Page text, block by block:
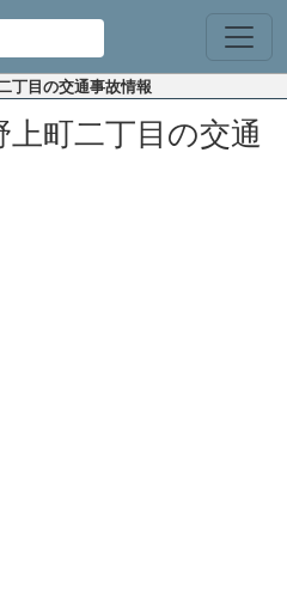
丁目の交通事故情報
町二丁目の交通